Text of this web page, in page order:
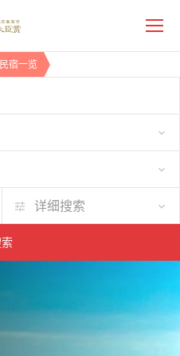
宿一览
详细搜索